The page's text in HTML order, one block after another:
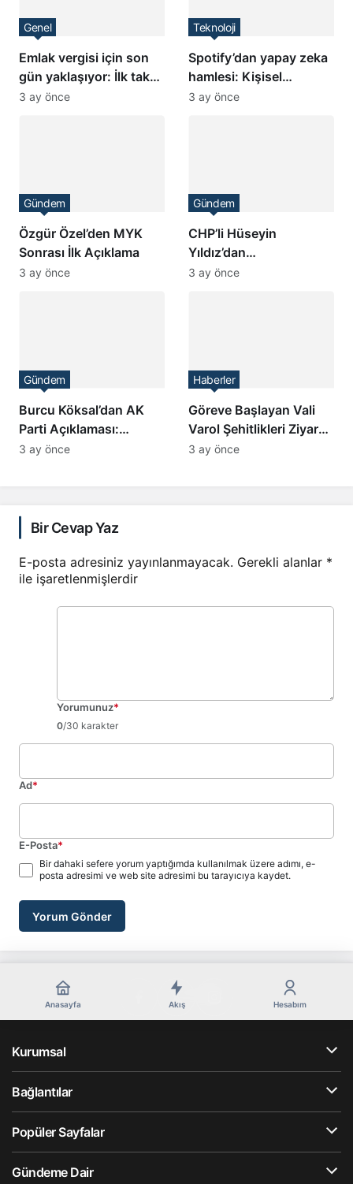
Emlak vergisi için son
gün yaklaşıyor: İlk taksit
ödemeleri 1 Haziran’da
Genel
3 ay önce
Spotify’dan yapay zeka
hamlesi: Kişisel
podcast dönemi
Teknoloji
3 ay önce
Özgür Özel’den MYK
Sonrası İlk Açıklama
Gündem
3 ay önce
CHP’li Hüseyin
Yıldız’dan
Kılıçdaroğlu’na Destek
Gündem
3 ay önce
Burcu Köksal’dan AK
Parti Açıklaması:
CHP’de Siyaset Yapma
Gündem
3 ay önce
Göreve Başlayan Vali
Varol Şehitlikleri Ziyaret
Etti
Haberler
3 ay önce
Bir Cevap Yaz
E-posta adresiniz yayınlanmayacak. Gerekli alanlar *
ile işaretlenmişlerdir
Yorumunuz*
0/30 karakter
Ad*
E-Posta*
Bir dahaki sefere yorum yaptığımda kullanılmak üzere adımı, e-
posta adresimi ve web site adresimi bu tarayıcıya kaydet.
Yorum Gönder
Anasayfa Akış Hesabım
Kurumsal
Bağlantılar
Popüler Sayfalar
Gündeme Dair